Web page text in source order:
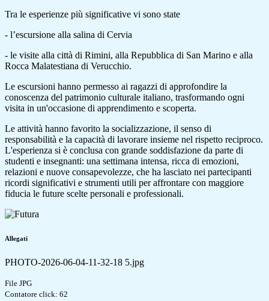
Tra le esperienze più significative vi sono state
- l’escursione alla salina di Cervia
- le visite alla città di Rimini, alla Repubblica di San Marino e alla
Rocca Malatestiana di Verucchio.
Le escursioni hanno permesso ai ragazzi di approfondire la
conoscenza del patrimonio culturale italiano, trasformando ogni
visita in un'occasione di apprendimento e scoperta.
Le attività hanno favorito la socializzazione, il senso di
responsabilità e la capacità di lavorare insieme nel rispetto reciproco.
L'esperienza si è conclusa con grande soddisfazione da parte di
studenti e insegnanti: una settimana intensa, ricca di emozioni,
relazioni e nuove consapevolezze, che ha lasciato nei partecipanti
ricordi significativi e strumenti utili per affrontare con maggiore
fiducia le future scelte personali e professionali.
Allegati
PHOTO-2026-06-04-11-32-18 5.jpg
File JPG
Contatore click: 62